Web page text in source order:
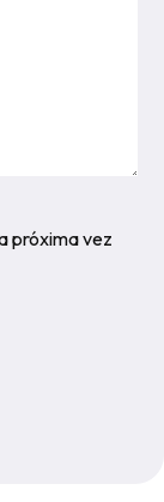
próxima vez